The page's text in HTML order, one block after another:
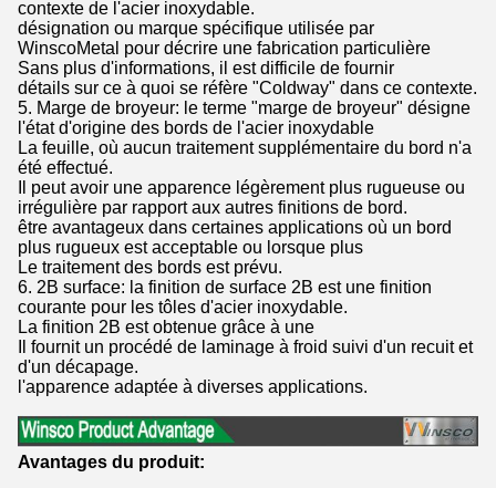
contexte de l'acier inoxydable.
désignation ou marque spécifique utilisée par
WinscoMetal pour décrire une fabrication particulière
Sans plus d'informations, il est difficile de fournir
détails sur ce à quoi se réfère "Coldway" dans ce contexte.
5. Marge de broyeur: le terme "marge de broyeur" désigne
l'état d'origine des bords de l'acier inoxydable
La feuille, où aucun traitement supplémentaire du bord n'a
été effectué.
Il peut avoir une apparence légèrement plus rugueuse ou
irrégulière par rapport aux autres finitions de bord.
être avantageux dans certaines applications où un bord
plus rugueux est acceptable ou lorsque plus
Le traitement des bords est prévu.
6. 2B surface: la finition de surface 2B est une finition
courante pour les tôles d'acier inoxydable.
La finition 2B est obtenue grâce à une
Il fournit un procédé de laminage à froid suivi d'un recuit et
d'un décapage.
l'apparence adaptée à diverses applications.
Avantages du produit: